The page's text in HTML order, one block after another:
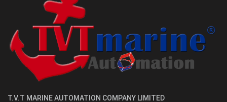
T.V.T MARINE AUTOMATION COMPANY LIMITED